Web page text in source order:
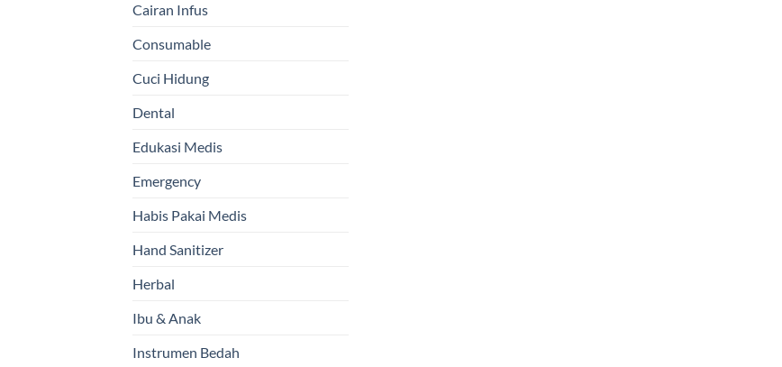
Cairan Infus
Consumable
Cuci Hidung
Dental
Edukasi Medis
Emergency
Habis Pakai Medis
Hand Sanitizer
Herbal
Ibu & Anak
Instrumen Bedah